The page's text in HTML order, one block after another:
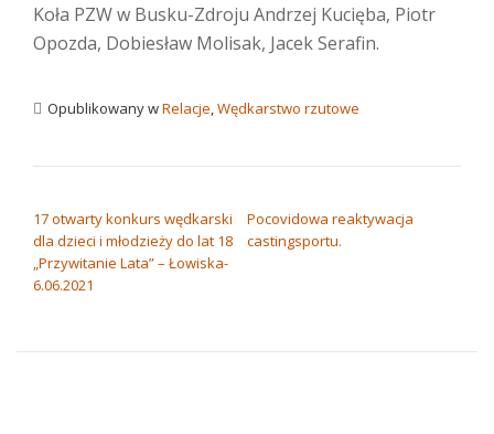
Koła PZW w Busku-Zdroju Andrzej Kucięba, Piotr
Opozda, Dobiesław Molisak, Jacek Serafin.
Opublikowany wRelacje,Wędkarstwo rzutowe
17 otwarty konkurs wędkarski
dla dzieci i młodzieży do lat 18
„Przywitanie Lata” – Łowiska-
6.06.2021
Pocovidowa reaktywacja
castingsportu.